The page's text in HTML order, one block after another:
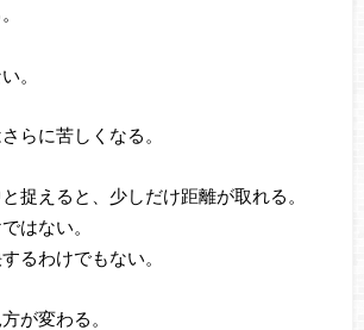
。
らに苦しくなる。
捉えると、少しだけ距離が取れる。
はない。
るわけでもない。
が変わる。